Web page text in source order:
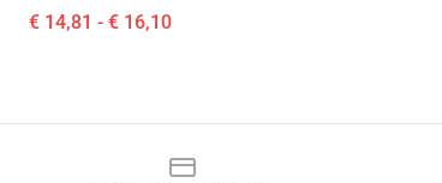
€ 14,81 - € 16,10